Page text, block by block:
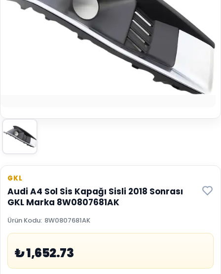
GKL
Audi A4 Sol Sis Kapağı Sisli 2018 Sonrası
GKL Marka 8W0807681AK
Ürün Kodu: 8W0807681AK
₺ 1,652.73